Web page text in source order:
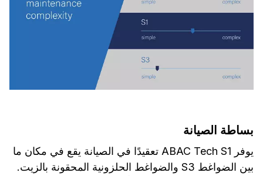
بساطة الصيانة
يوفر ABAC Tech S1 تعقيدًا في الصيانة يقع في مكان ما
بين الضواغط S3 والضواغط الحلزونية المحقونة بالزيت.